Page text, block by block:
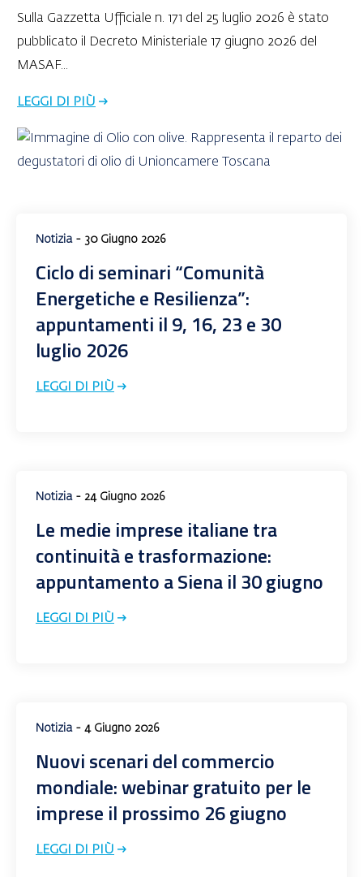
Sulla Gazzetta Ufficiale n. 171 del 25 luglio 2026 è stato
pubblicato il Decreto Ministeriale 17 giugno 2026 del
MASAF...
LEGGI DI PIÙ
Notizia- 30 Giugno 2026
Ciclo di seminari “Comunità
Energetiche e Resilienza”:
appuntamenti il 9, 16, 23 e 30
luglio 2026
LEGGI DI PIÙ
Notizia- 24 Giugno 2026
Le medie imprese italiane tra
continuità e trasformazione:
appuntamento a Siena il 30 giugno
LEGGI DI PIÙ
Notizia- 4 Giugno 2026
Nuovi scenari del commercio
mondiale: webinar gratuito per le
imprese il prossimo 26 giugno
LEGGI DI PIÙ